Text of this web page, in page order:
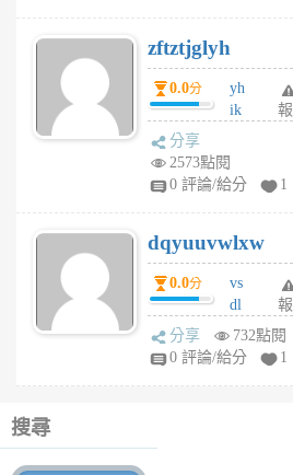
月
前
zftztjglyh
0.0分
yh
ik
tu
6
個
月
前
報
分享
2573點閱
0 評論/給分
1
dqyuuvwlxw
0.0分
vs
dl
sq
fy
報
分享
732點閱
0 評論/給分
1
搜尋